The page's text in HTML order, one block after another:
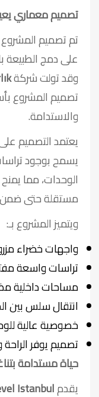
تصميم معماري
تم تصميم
على دمج الطبيعة
وقد تولت شركة
تصميم المشروع
والاستدامة.
يعتمد التصميم
يسمح بوجود
الوحدات، مما
مستقلة حتى ضمن
ويتميز المشروع بـ:
واجهات خضراء
تراسات واسعة
مساحات داخلية
انتقال سلس بين
خصوصية عالية
تصميم يوفر
حياة مستدامة
يقدمIstanbul